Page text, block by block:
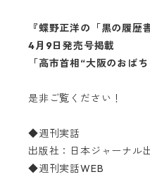
『蝶野正洋の「黒の履歴
4月9日発売号掲載
「高市首相“大阪のおば
是非ご覧ください！
◆週刊実話
出版社：日本ジャーナル
◆週刊実話WEB